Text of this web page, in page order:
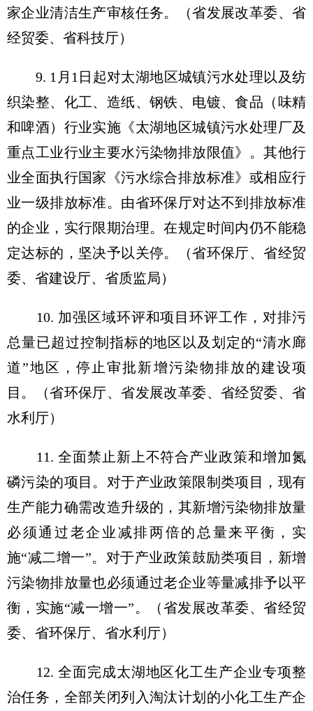
家企业清洁生产审核任务。（省发展改革委、省
经贸委、省科技厅）
9. 1月1日起对太湖地区城镇污水处理以及纺
织染整、化工、造纸、钢铁、电镀、食品（味精
和啤酒）行业实施《太湖地区城镇污水处理厂及
重点工业行业主要水污染物排放限值》。其他行
业全面执行国家《污水综合排放标准》或相应行
业一级排放标准。由省环保厅对达不到排放标准
的企业，实行限期治理。在规定时间内仍不能稳
定达标的，坚决予以关停。（省环保厅、省经贸
委、省建设厅、省质监局）
10. 加强区域环评和项目环评工作，对排污
总量已超过控制指标的地区以及划定的“清水廊
道”地区，停止审批新增污染物排放的建设项
目。（省环保厅、省发展改革委、省经贸委、省
水利厅）
11. 全面禁止新上不符合产业政策和增加氮
磷污染的项目。对于产业政策限制类项目，现有
生产能力确需改造升级的，其新增污染物排放量
必须通过老企业减排两倍的总量来平衡，实
施“减二增一”。对于产业政策鼓励类项目，新增
污染物排放量也必须通过老企业等量减排予以平
衡，实施“减一增一”。（省发展改革委、省经贸
委、省环保厅、省水利厅）
12. 全面完成太湖地区化工生产企业专项整
治任务，全部关闭列入淘汰计划的小化工生产企